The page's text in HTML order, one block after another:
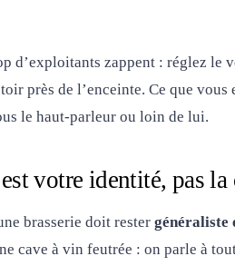
d’exploitants zappent : réglez le
près de l’enceinte. Ce que
le haut-parleur ou loin de lui.
votre identité, pas
brasserie doit rester généraliste
cave à vin feutrée : on parle à